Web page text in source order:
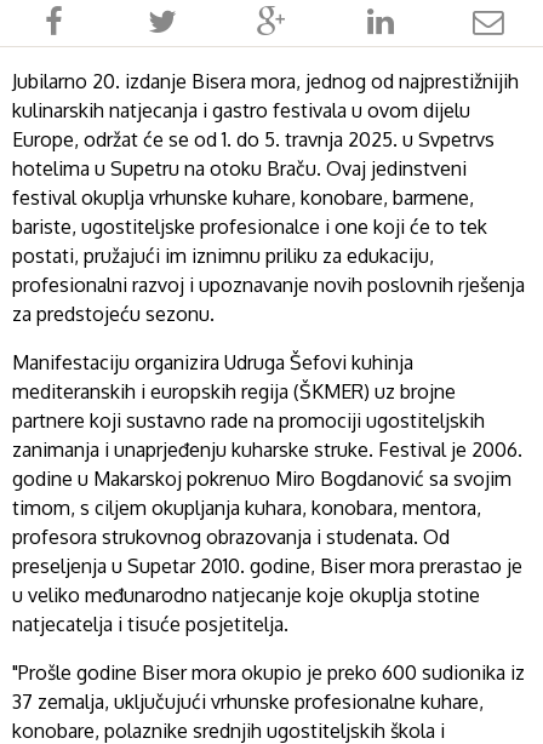
Jubilarno 20. izdanje Bisera mora, jednog od najprestižnijih
kulinarskih natjecanja i gastro festivala u ovom dijelu
Europe, održat će se od 1. do 5. travnja 2025. u Svpetrvs
hotelima u Supetru na otoku Braču. Ovaj jedinstveni
festival okuplja vrhunske kuhare, konobare, barmene,
bariste, ugostiteljske profesionalce i one koji će to tek
postati, pružajući im iznimnu priliku za edukaciju,
profesionalni razvoj i upoznavanje novih poslovnih rješenja
za predstojeću sezonu.
Manifestaciju organizira Udruga Šefovi kuhinja
mediteranskih i europskih regija (ŠKMER) uz brojne
partnere koji sustavno rade na promociji ugostiteljskih
zanimanja i unaprjeđenju kuharske struke. Festival je 2006.
godine u Makarskoj pokrenuo Miro Bogdanović sa svojim
timom, s ciljem okupljanja kuhara, konobara, mentora,
profesora strukovnog obrazovanja i studenata. Od
preseljenja u Supetar 2010. godine, Biser mora prerastao je
u veliko međunarodno natjecanje koje okuplja stotine
natjecatelja i tisuće posjetitelja.
"Prošle godine Biser mora okupio je preko 600 sudionika iz
37 zemalja, uključujući vrhunske profesionalne kuhare,
konobare, polaznike srednjih ugostiteljskih škola i